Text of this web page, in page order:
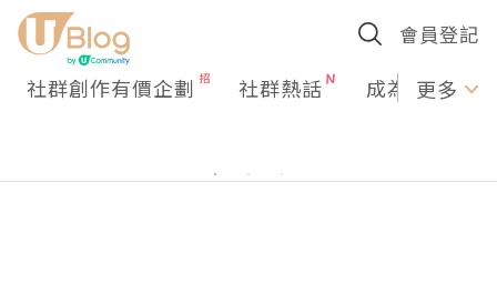
會員登記
社群創作有價企劃 社群熱話 成為U更多